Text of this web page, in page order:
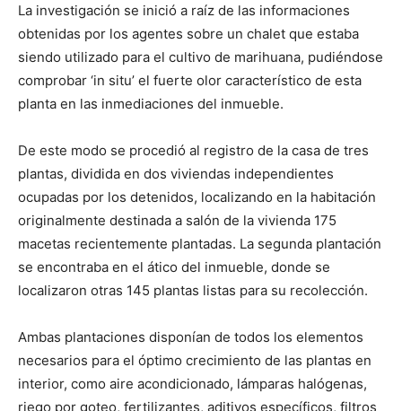
La investigación se inició a raíz de las informaciones
obtenidas por los agentes sobre un chalet que estaba
siendo utilizado para el cultivo de marihuana, pudiéndose
comprobar ‘in situ’ el fuerte olor característico de esta
planta en las inmediaciones del inmueble.
De este modo se procedió al registro de la casa de tres
plantas, dividida en dos viviendas independientes
ocupadas por los detenidos, localizando en la habitación
originalmente destinada a salón de la vivienda 175
macetas recientemente plantadas. La segunda plantación
se encontraba en el ático del inmueble, donde se
localizaron otras 145 plantas listas para su recolección.
Ambas plantaciones disponían de todos los elementos
necesarios para el óptimo crecimiento de las plantas en
interior, como aire acondicionado, lámparas halógenas,
riego por goteo, fertilizantes, aditivos específicos, filtros